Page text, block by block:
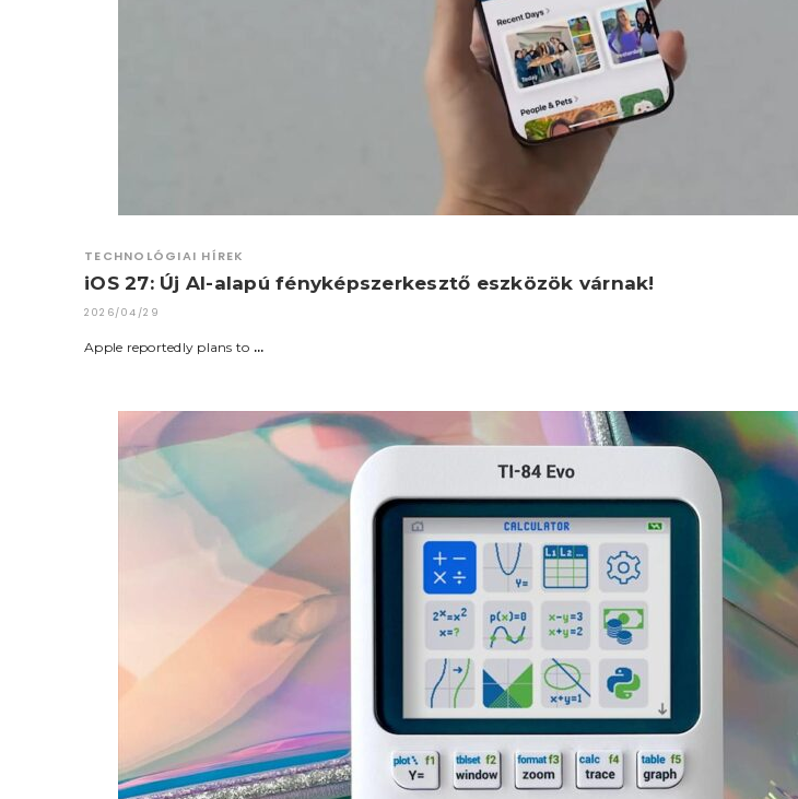
TECHNOLÓGIAI HÍREK
iOS 27: Új AI-alapú fényképszerkesztő eszközök várnak!
2026/04/29
Apple reportedly plans to …